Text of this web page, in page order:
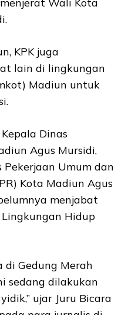
Wali Kota
KPK juga
lain di lingkungan
Madiun untuk
Dinas
Agus Mursidi,
Umum dan
Kota Madiun Agus
menjabat
Hidup
di Gedung Merah
sedang dilakukan
ujar Juru Bicara